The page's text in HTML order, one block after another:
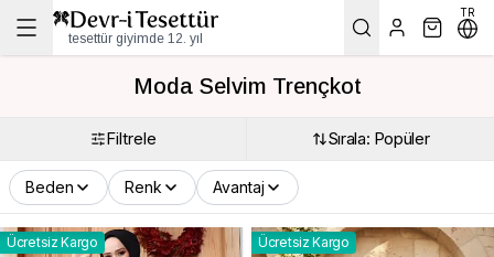
tesettür giyimde 12. yıl
TR
Moda Selvim Trençkot
Filtrele Sırala: Popüler
Beden Renk Avantaj
Ücretsiz Kargo Ücretsiz Kargo